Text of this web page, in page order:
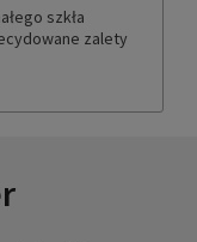
szkła
zalety